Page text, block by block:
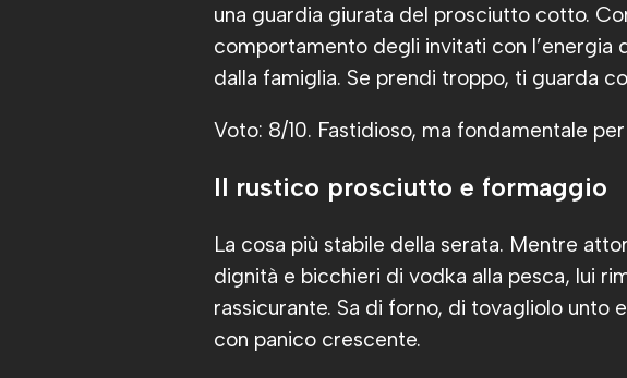
una guardia giurata del prosciutto cotto.
comportamento degli invitati con l’energia
dalla famiglia. Se prendi troppo, ti guarda
Voto: 8/10. Fastidioso, ma fondamentale
Il rustico prosciutto e formaggio
La cosa più stabile della serata. Mentre
dignità e bicchieri di vodka alla pesca, lui
rassicurante. Sa di forno, di tovagliolo unto
con panico crescente.